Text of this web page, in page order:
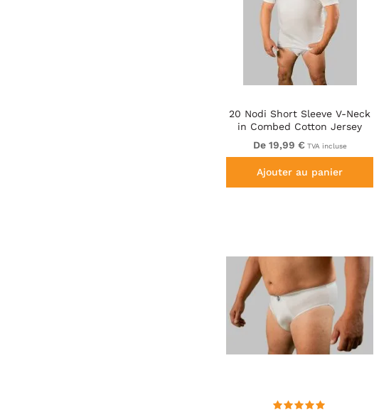
20 Nodi Short Sleeve V-Neck
in Combed Cotton Jersey
White
De 19,99 € TVA incluse
Ajouter au panier